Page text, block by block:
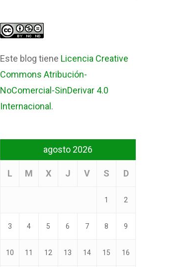
Este blog tiene Licencia Creative
Commons Atribución-
NoComercial-SinDerivar 4.0
Internacional .
agosto 2026
L M X J V S D
1 2
3 4 5 6 7 8 9
10 11 12 13 14 15 16